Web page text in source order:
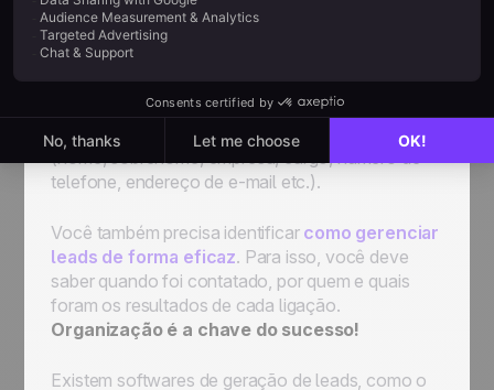
O segundo passo para uma
sucedida é criar um documento de prospecção.
Para fazer isso, você precisa agrupar todos os
clientes potencialmente interessados ​​e ter um
controle claro de seus detalhes de contato
(nome, sobrenome, empresa, cargo, número de
telefone, endereço de e-mail etc.).
Você também precisa identificar como gerenciar
leads de forma eficaz. Para isso, você deve
saber quando foi contatado, por quem e quais
foram os resultados de cada ligação.
Organização é a chave do sucesso!
Existem softwares de geração de leads, como o